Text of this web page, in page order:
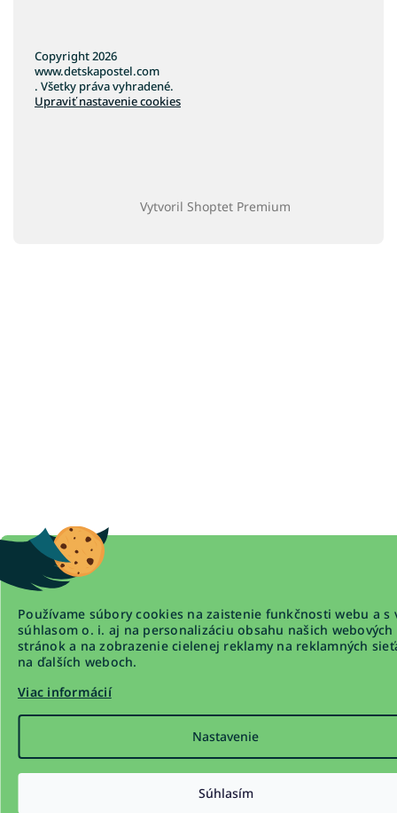
Používame súbory cookies na zaistenie funkčnosti webu a s
súhlasom o. i. aj na personalizáciu obsahu našich webových
stránok a na zobrazenie cielenej reklamy na reklamných
na ďalších weboch.
Viac informácií
Nastavenie
Súhlasím
Vytvoril Shoptet Premium
Copyright 2026
www.detskapostel.com
. Všetky práva vyhradené.
Upraviť nastavenie cookies